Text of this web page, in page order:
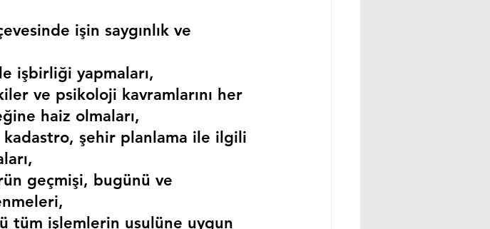
işin saygınlık ve
işbirliği yapmaları,
ve psikoloji kavramlarını her
haiz olmaları,
kadastro, şehir planlama ile ilgili
geçmişi, bugünü ve
tüm işlemlerin usulüne uygun